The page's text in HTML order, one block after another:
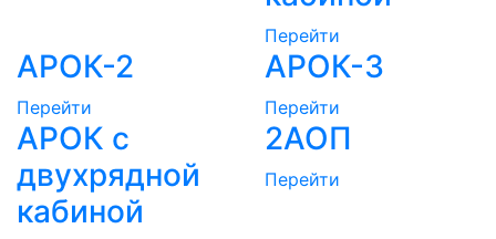
Перейти
АРОК-2
Перейти
АРОК-3
Перейти
АРОК с
двухрядной
кабиной
2АОП
Перейти